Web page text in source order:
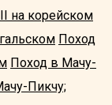
на корейском
Поход
Поход в Мачу-
Пикчу;